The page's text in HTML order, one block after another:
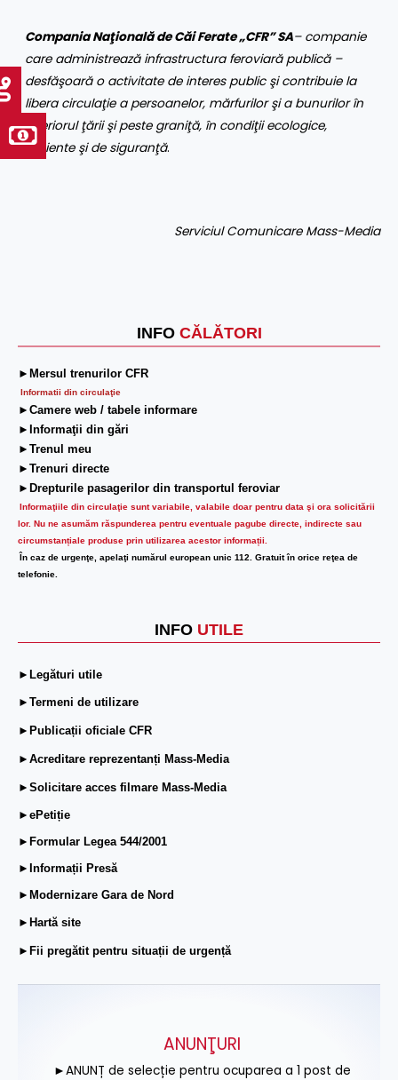
INFO CĂLĂTORI
►Mersul trenurilor CFR
Informatii din circulaţie
►Camere web / tabele informare
►Informaţii din gări
►Trenul meu
►Trenuri directe
►Drepturile pasagerilor din transportul feroviar
Informaţiile din circulaţie sunt variabile, valabile doar pentru data şi ora solicitării
lor. Nu ne asumăm răspunderea pentru eventuale pagube directe, indirecte sau
circumstanțiale produse prin utilizarea acestor informații.
În caz de urgenţe, apelaţi numărul european unic 112. Gratuit în orice reţea de
telefonie.
INFO UTILE
►Legături utile
►Termeni de utilizare
►Publicații oficiale CFR
►Acreditare reprezentanți Mass-Media
►Solicitare acces filmare Mass-Media
►ePetiție
►Formular Legea 544/2001
►Informații Presă
►Modernizare Gara de Nord
►Hartă site
►Fii pregătit pentru situații de urgență
Compania Naţională de Căi Ferate „CFR” SA– companie
care administrează infrastructura feroviară publică –
desfăşoară o activitate de interes public şi contribuie la
libera circulaţie a persoanelor, mărfurilor şi a bunurilor în
interiorul ţării şi peste graniţă, în condiţii ecologice,
eficiente şi de siguranţă.
Serviciul Comunicare Mass-Media
ANUNŢURI
►ANUNȚ de selecție pentru ocuparea a 1 post de